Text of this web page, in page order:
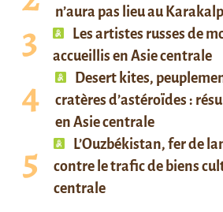
n’aura pas lieu au
Les artistes russes de
accueillis en Asie centrale
Desert kites,
cratères d’astéroïdes :
en Asie centrale
L’Ouzbékistan, fer de
contre le trafic de biens
centrale